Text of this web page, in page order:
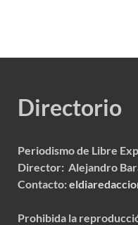
Directorio
Periodismo de Libre
Director: Alejandro
Contacto:
Prohibida la